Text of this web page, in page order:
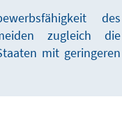
des
zugleich die
mit geringeren